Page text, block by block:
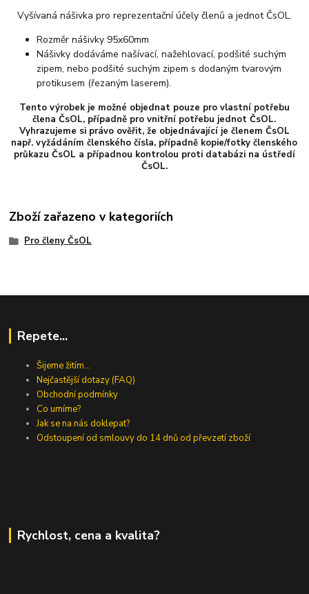
Vyšívaná nášivka pro reprezentační účely členů a jednot ČsOL.
Rozměr nášivky 95x60mm
Nášivky dodáváme našívací, nažehlovací, podšité suchým
zipem, nebo podšité suchým zipem s dodaným tvarovým
protikusem (řezaným laserem).
Tento výrobek je možné objednat pouze pro vlastní potřebu
člena ČsOL, případně pro vnitřní potřebu jednot ČsOL.
Vyhrazujeme si právo ověřit, že objednávající je členem ČsOL
např. vyžádáním členského čísla, případně kopie/fotky členského
průkazu ČsOL a případnou kontrolou proti databázi na ústředí
ČsOL.
Zboží zařazeno v kategoriích
Pro členy ČsOL
Repete...
Šijeme žitím...
Nejčastější dotazy (FAQ)
Obchodní podmínky
Co umíme?
Jak se na nás doklepat?
Odstoupení od smlouvy do 14 dnů od převzetí zboží
Rychlost, cena a kvalita?